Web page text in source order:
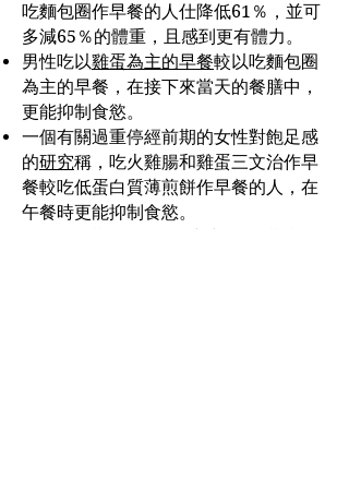
吃麵包圈作早餐的人仕降低61％，並可
多減65％的體重，且感到更有體力。
男性吃以雞蛋為主的早餐較以吃麵包圈
為主的早餐，在接下來當天的餐膳中，
更能抑制食慾。
一個有關過重停經前期的女性對飽足感
的研究稱，吃火雞腸和雞蛋三文治作早
餐較吃低蛋白質薄煎餅作早餐的人，在
午餐時更能抑制食慾。